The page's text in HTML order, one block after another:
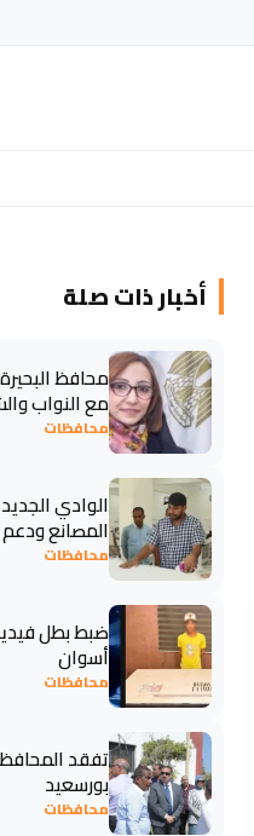
أخبار ذات صلة
محافظ
مع النواب
محافظات
الوادي
المصانع
محافظات
ضبط بطل
أسوان
محافظات
تفقد
بورسعيد
محافظات